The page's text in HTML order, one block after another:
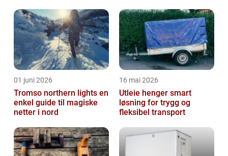
01 juni 2026
Tromso northern lights en
enkel guide til magiske
netter i nord
16 mai 2026
Utleie henger smart
løsning for trygg og
fleksibel transport